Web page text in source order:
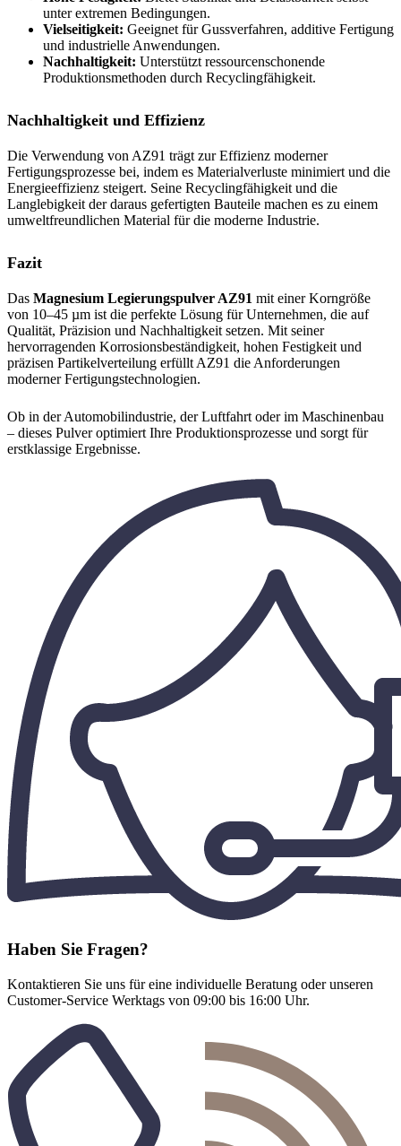
unter extremen Bedingungen.
Vielseitigkeit: Geeignet für Gussverfahren, additive Fertigung
und industrielle Anwendungen.
Nachhaltigkeit: Unterstützt ressourcenschonende
Produktionsmethoden durch Recyclingfähigkeit.
Nachhaltigkeit und Effizienz
Die Verwendung von AZ91 trägt zur Effizienz moderner
Fertigungsprozesse bei, indem es Materialverluste minimiert und die
Energieeffizienz steigert. Seine Recyclingfähigkeit und die
Langlebigkeit der daraus gefertigten Bauteile machen es zu einem
umweltfreundlichen Material für die moderne Industrie.
Fazit
Das Magnesium Legierungspulver AZ91 mit einer Korngröße
von 10–45 µm ist die perfekte Lösung für Unternehmen, die auf
Qualität, Präzision und Nachhaltigkeit setzen. Mit seiner
hervorragenden Korrosionsbeständigkeit, hohen Festigkeit und
präzisen Partikelverteilung erfüllt AZ91 die Anforderungen
moderner Fertigungstechnologien.
Ob in der Automobilindustrie, der Luftfahrt oder im Maschinenbau
– dieses Pulver optimiert Ihre Produktionsprozesse und sorgt für
erstklassige Ergebnisse.
Haben Sie Fragen?
Kontaktieren Sie uns für eine individuelle Beratung oder unseren
Customer-Service Werktags von 09:00 bis 16:00 Uhr.